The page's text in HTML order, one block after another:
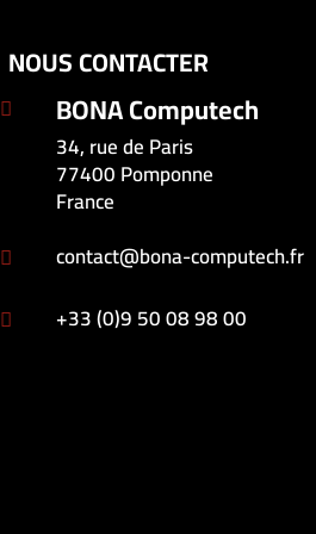
NOUS CONTACTER
 BONA Computech
34, rue de Paris
77400 Pomponne
France
 contact@bona-computech.fr
 +33 (0)9 50 08 98 00